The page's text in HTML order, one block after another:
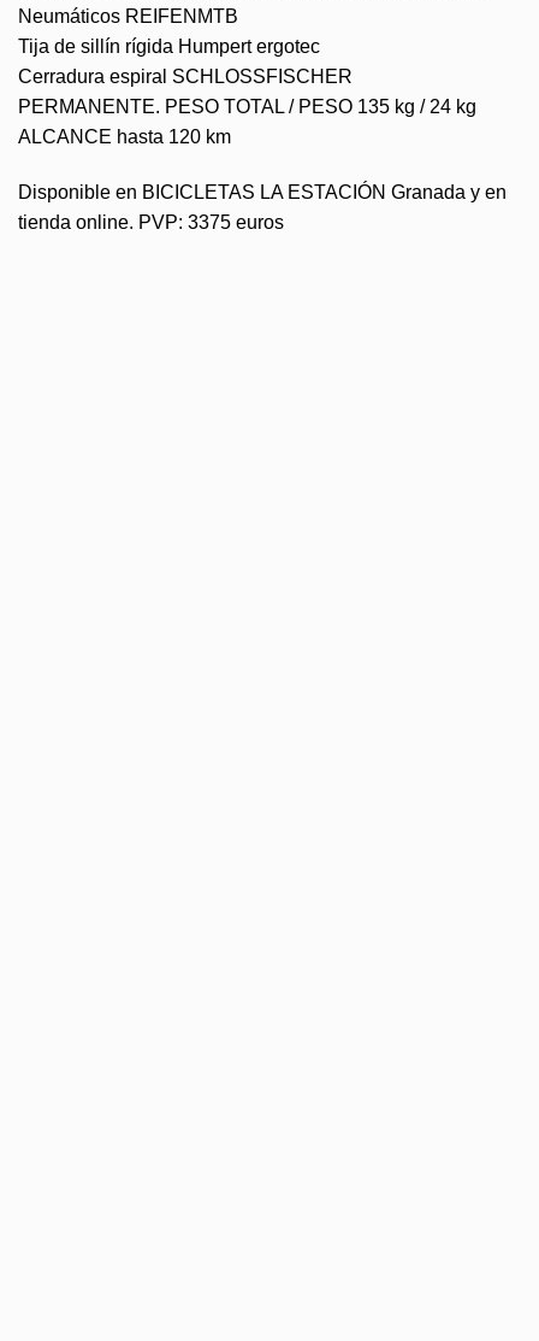
Neumáticos REIFENMTB
Tija de sillín rígida Humpert ergotec
Cerradura espiral SCHLOSSFISCHER
PERMANENTE. PESO TOTAL / PESO 135 kg / 24 kg
ALCANCE hasta 120 km
Disponible en BICICLETAS LA ESTACIÓN Granada y en
tienda online. PVP: 3375 euros